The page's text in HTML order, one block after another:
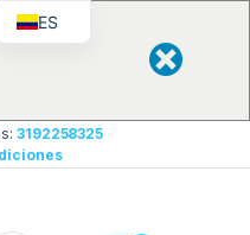
3192258325
ES